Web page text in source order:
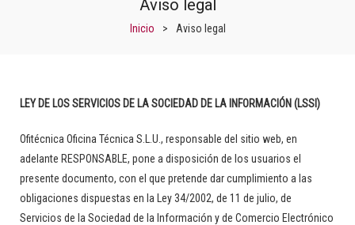
Aviso legal
Inicio > Aviso legal
LEY DE LOS SERVICIOS DE LA SOCIEDAD DE LA INFORMACIÓN (LSSI)
Ofitécnica Oficina Técnica S.L.U. , responsable del sitio web, en
adelante RESPONSABLE, pone a disposición de los usuarios el
presente documento, con el que pretende dar cumplimiento a las
obligaciones dispuestas en la Ley 34/2002, de 11 de julio, de
Servicios de la Sociedad de la Información y de Comercio Electrónico